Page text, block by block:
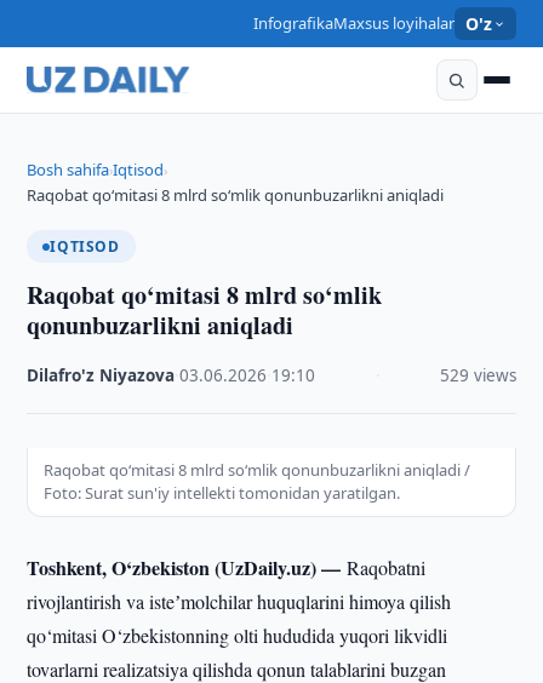
InfografikaMaxsus loyihalar O'z
Bosh sahifa›Iqtisod›
Raqobat qo‘mitasi 8 mlrd so‘mlik qonunbuzarlikni aniqladi
IQTISOD
Raqobat qo‘mitasi 8 mlrd so‘mlik
qonunbuzarlikni aniqladi
Dilafro'z Niyazova ·03.06.2026 19:10 529 views
Raqobat qo‘mitasi 8 mlrd so‘mlik qonunbuzarlikni aniqladi /
Foto: Surat sun'iy intellekti tomonidan yaratilgan.
Toshkent, O‘zbekiston (UzDaily.uz) —Raqobatni
rivojlantirish va isteʼmolchilar huquqlarini himoya qilish
qo‘mitasi O‘zbekistonning olti hududida yuqori likvidli
tovarlarni realizatsiya qilishda qonun talablarini buzgan